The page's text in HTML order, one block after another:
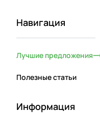
Навигация
Лучшие предложения
Полезные статьи
Информация